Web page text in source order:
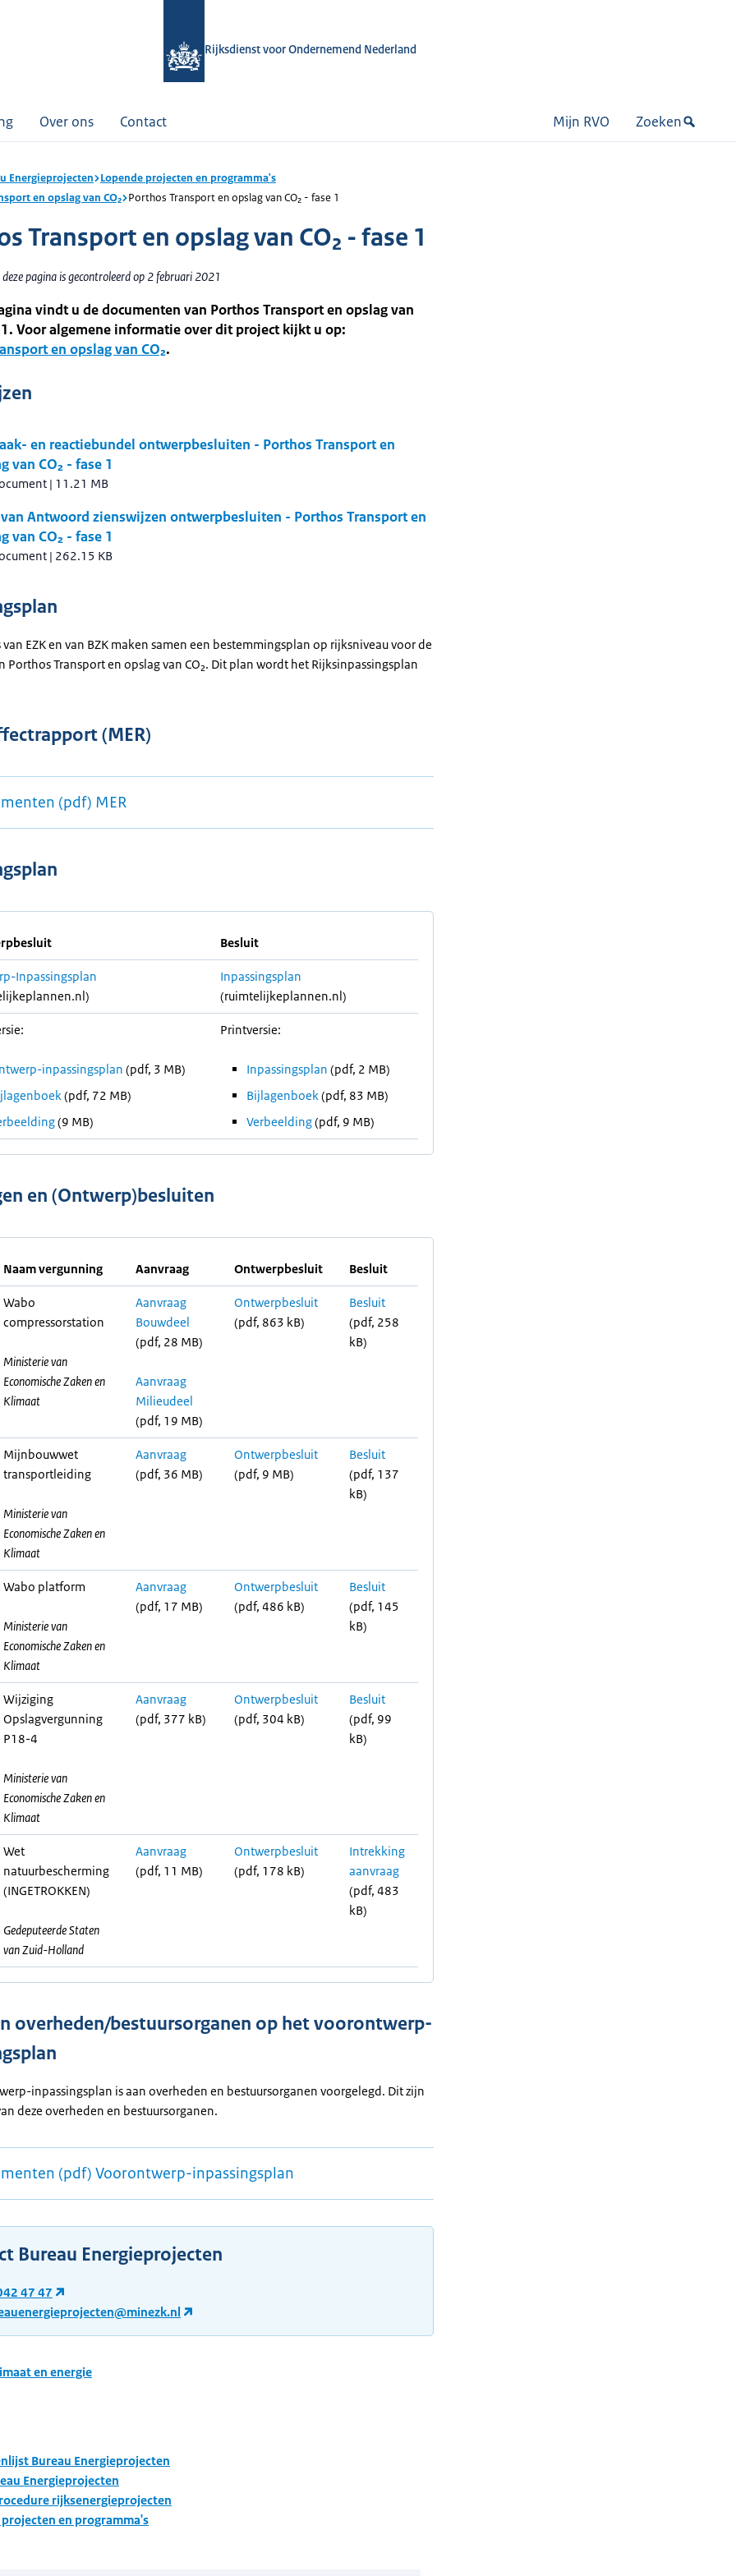
Rijksdienst voor Ondernemend Nederland
Over ons Contact Mijn RVO Zoeken
Energieprojecten Lopende projecten en programma's
en opslag van CO₂ Porthos Transport en opslag van CO₂ - fase 1
Transport en opslag van CO₂ - fase 1
pagina is gecontroleerd op 2 februari 2021
vindt u de documenten van Porthos Transport en opslag van
1. Voor algemene informatie over dit project kijkt u op:
en opslag van CO₂.
en reactiebundel ontwerpbesluiten - Porthos Transport en
van CO₂ - fase 1
| 11.21 MB
Antwoord zienswijzen ontwerpbesluiten - Porthos Transport en
van CO₂ - fase 1
| 262.15 KB
EZK en van BZK maken samen een bestemmingsplan op rijksniveau voor de
Porthos Transport en opslag van CO₂. Dit plan wordt het Rijksinpassingsplan
(MER)
(pdf) MER
Besluit
Inpassingsplan
Inpassingsplan
(ruimtelijkeplannen.nl)
inpassingsplan (pdf, 3 MB)
(pdf, 72 MB)
(9 MB)
Printversie:
Inpassingsplan (pdf, 2 MB)
Bijlagenboek(pdf, 83 MB)
Verbeelding(pdf, 9 MB)
en (Ontwerp)besluiten
Naam vergunning Aanvraag Ontwerpbesluit Besluit
Wabo
compressorstation
Ministerie van
Economische Zaken en
Klimaat
Aanvraag
Bouwdeel
(pdf, 28 MB)
Aanvraag
Milieudeel
(pdf, 19 MB)
Ontwerpbesluit
(pdf, 863 kB)
Besluit
(pdf, 258
kB)
Mijnbouwwet
transportleiding
Ministerie van
Economische Zaken en
Klimaat
Aanvraag
(pdf, 36 MB)
Ontwerpbesluit
(pdf, 9 MB)
Besluit
(pdf, 137
kB)
Wabo platform
Ministerie van
Economische Zaken en
Klimaat
Aanvraag
(pdf, 17 MB)
Ontwerpbesluit
(pdf, 486 kB)
Besluit
(pdf, 145
kB)
Wijziging
Opslagvergunning
P18-4
Ministerie van
Economische Zaken en
Klimaat
Aanvraag
(pdf, 377 kB)
Ontwerpbesluit
(pdf, 304 kB)
Besluit
(pdf, 99
kB)
Wet
natuurbescherming
(INGETROKKEN)
Gedeputeerde Staten
van Zuid-Holland
Aanvraag
(pdf, 11 MB)
Ontwerpbesluit
(pdf, 178 kB)
Intrekking
aanvraag
(pdf, 483
kB)
overheden/bestuursorganen op het voorontwerp-
inpassingsplan is aan overheden en bestuursorganen voorgelegd. Dit zijn
deze overheden en bestuursorganen.
(pdf) Voorontwerp-inpassingsplan
Bureau Energieprojecten
47 47
en energie
Bureau Energieprojecten
Energieprojecten
rijksenergieprojecten
en programma's